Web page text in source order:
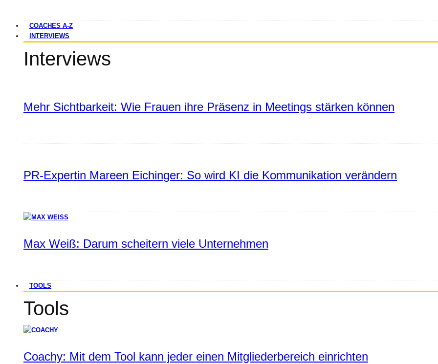
COACHES A-Z
INTERVIEWS
Interviews
Mehr Sichtbarkeit: Wie Frauen ihre Präsenz in Meetings stärken können
PR-Expertin Mareen Eichinger: So wird KI die Kommunikation verändern
Max Weiß: Darum scheitern viele Unternehmen
TOOLS
Tools
Coachy: Mit dem Tool kann jeder einen Mitgliederbereich einrichten